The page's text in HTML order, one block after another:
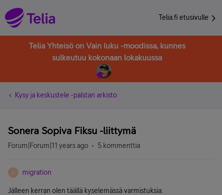
Telia.fi etusivulle
Telia Yhteisö on Vain luku -moodissa, kunnes
sulkeutuu kokonaan lokakuussa
Kysy ja keskustele -palstan arkisto
Sonera Sopiva Fiksu -liittymä
Forum|Forum|11 years ago 5 kommenttia
M migration
Jälleen kerran olen täällä kyselemässä varmistuksia.